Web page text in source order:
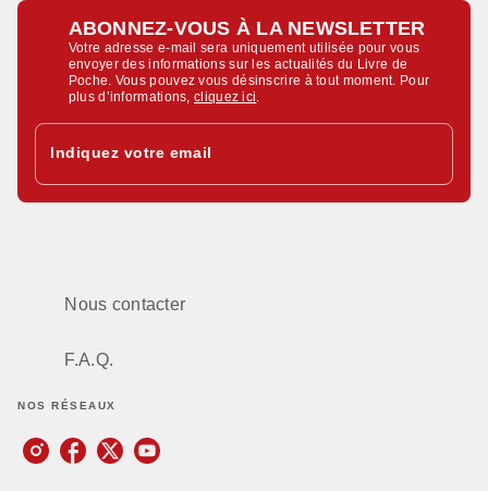
ABONNEZ-VOUS À LA NEWSLETTER
Votre adresse e-mail sera uniquement utilisée pour vous
envoyer des informations sur les actualités du Livre de
Poche. Vous pouvez vous désinscrire à tout moment. Pour
plus d’informations,cliquez ici.
Indiquez votre email
Nous contacter
F.A.Q.
NOS RÉSEAUX